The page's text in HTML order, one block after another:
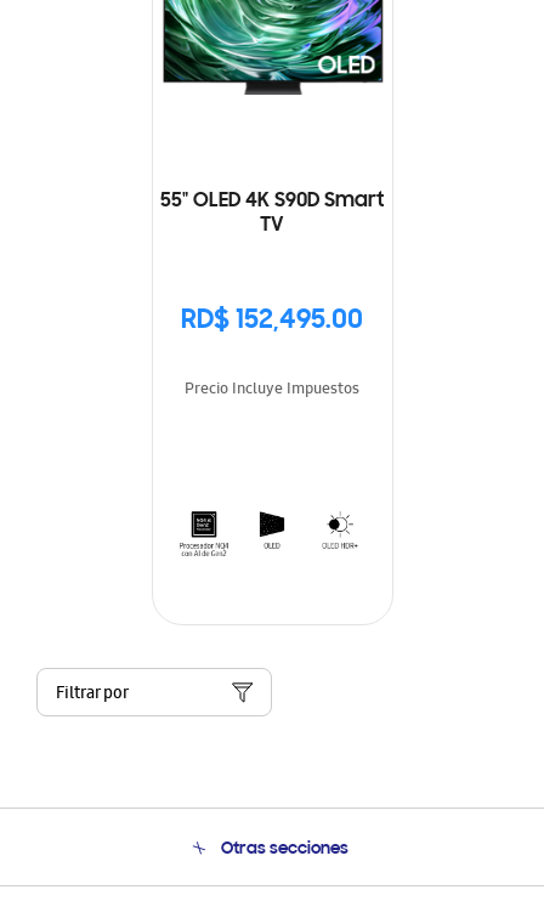
55" OLED 4K S90D Smart
TV
RD$ 152,495.00
Precio Incluye Impuestos
Filtrar por
Otras secciones